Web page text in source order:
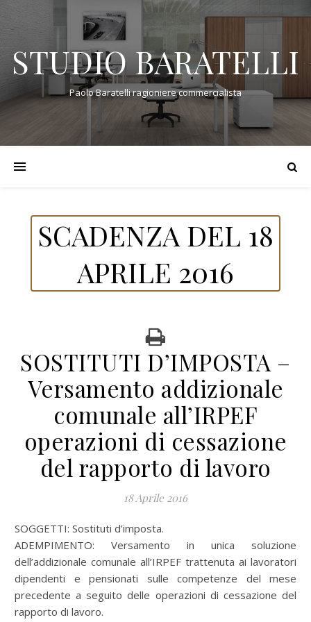
STUDIO BARATELLI
Paolo Baratelli ragioniere commercialista
SCADENZA DEL 18
APRILE 2016
SOSTITUTI D’IMPOSTA –
Versamento addizionale
comunale all’IRPEF
operazioni di cessazione
del rapporto di lavoro
18 Aprile 2016
SOGGETTI: Sostituti d’imposta.
ADEMPIMENTO: Versamento in unica soluzione
dell’addizionale comunale all’IRPEF trattenuta ai lavoratori
dipendenti e pensionati sulle competenze del mese
precedente a seguito delle operazioni di cessazione del
rapporto di lavoro.